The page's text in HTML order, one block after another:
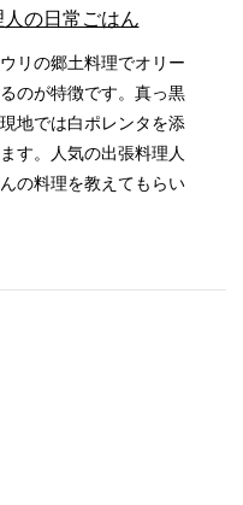
人の日常ごはん
リの郷土料理でオリー
のが特徴です。真っ黒
地では白ポレンタを添
す。人気の出張料理人
の料理を教えてもらい